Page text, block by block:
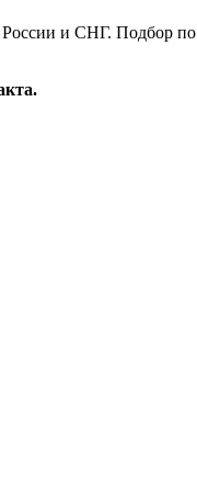
и СНГ. Подбор